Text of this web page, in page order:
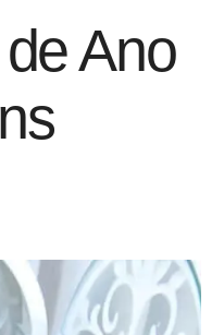
Ano